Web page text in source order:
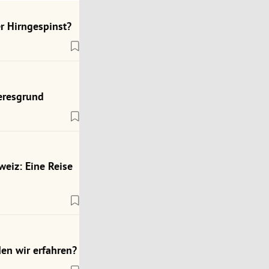
Hirngespinst?
Eine Reise
wir erfahren?